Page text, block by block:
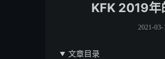
KFK 2019年
2021-03-
文章目录